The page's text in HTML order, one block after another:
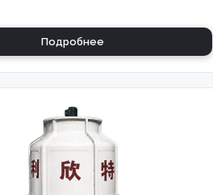
Подробнее